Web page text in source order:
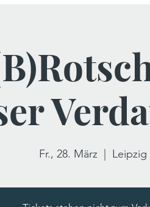
Fr., 28. März
  |
Leipzig